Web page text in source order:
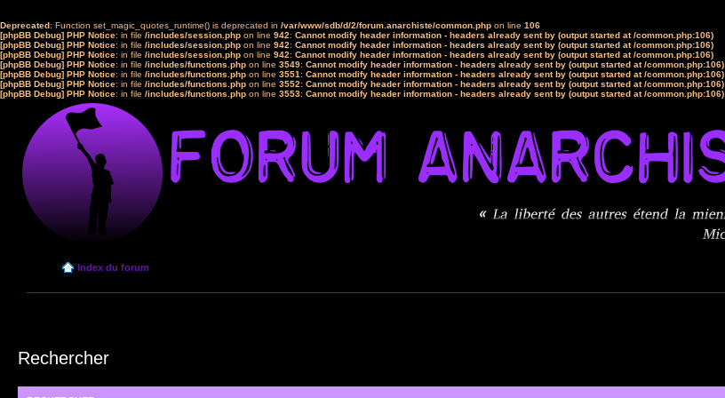
Deprecated: Function set_magic_quotes_runtime() is deprecated in /var/www/sdb/d/2/forum.anarchiste/common.php on line 106
[phpBB Debug] PHP Notice: in file /includes/session.php on line 942: Cannot modify header information - headers already sent by (output started at /common.php:106)
[phpBB Debug] PHP Notice: in file /includes/session.php on line 942: Cannot modify header information - headers already sent by (output started at /common.php:106)
[phpBB Debug] PHP Notice: in file /includes/session.php on line 942: Cannot modify header information - headers already sent by (output started at /common.php:106)
[phpBB Debug] PHP Notice: in file /includes/functions.php on line 3549: Cannot modify header information - headers already sent by (output started at /common.php:106)
[phpBB Debug] PHP Notice: in file /includes/functions.php on line 3551: Cannot modify header information - headers already sent by (output started at /common.php:106)
[phpBB Debug] PHP Notice: in file /includes/functions.php on line 3552: Cannot modify header information - headers already sent by (output started at /common.php:106)
[phpBB Debug] PHP Notice: in file /includes/functions.php on line 3553: Cannot modify header information - headers already sent by (output started at /common.php:106)
Index du forum
Rechercher